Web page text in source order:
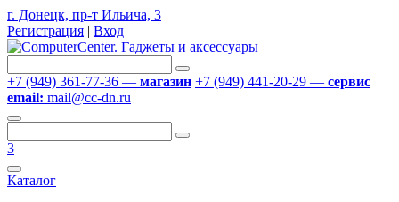
г. Донецк, пр-т Ильича, 3
Регистрация | Вход
+7 (949) 361-77-36 — магазин +7 (949) 441-20-29 — сервис
email: mail@cc-dn.ru
3
Каталог